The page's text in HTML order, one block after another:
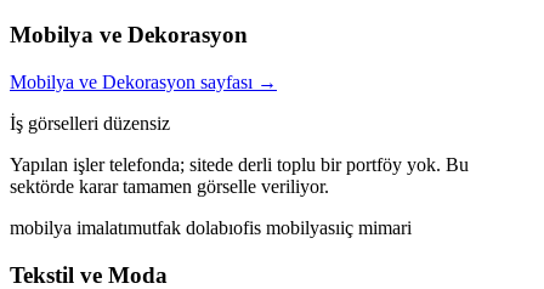
Mobilya ve Dekorasyon
Mobilya ve Dekorasyon sayfası →
İş görselleri düzensiz
Yapılan işler telefonda; sitede derli toplu bir portföy yok. Bu
sektörde karar tamamen görselle veriliyor.
mobilya imalatımutfak dolabıofis mobilyasıiç mimari
Tekstil ve Moda